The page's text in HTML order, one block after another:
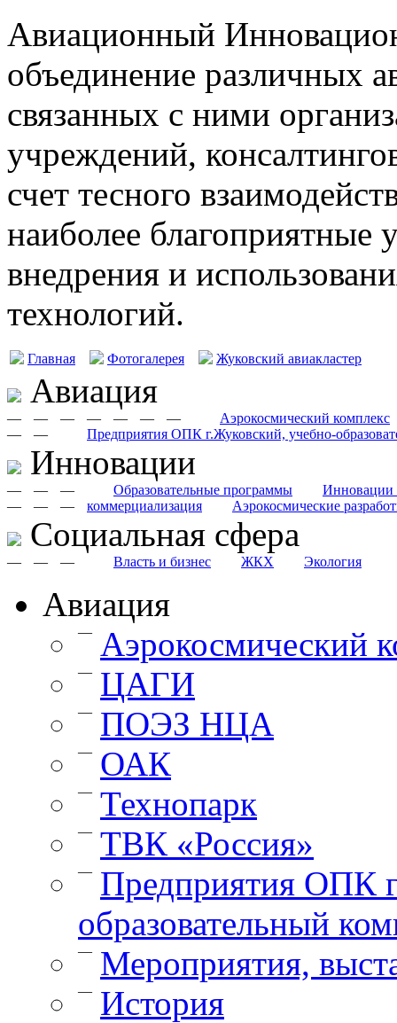
Авиационный
объединение различных
связанных с ними
учреждений,
счет тесного
наиболее благоприятные
внедрения и
технологий.
Главная Фотогалерея Жуковский авиакластер
Авиация
— Аэрокосмический комплекс
— — — — —
—
Предприятия ОПК г.Жуковский, учебно-
— —
Инновации
— Образовательные программы
— Инновации
—
коммерциализация
— Аэрокосмические
— —
Cоциальная сфера
— Власть и бизнес
— ЖКХ
— Экология
Авиация
— Аэрокосмический
— ЦАГИ
— ПОЭЗ НЦА
— ОАК
— Технопарк
— ТВК «Россия»
— Предприятия ОПК
образовательный
— Мероприятия,
— История